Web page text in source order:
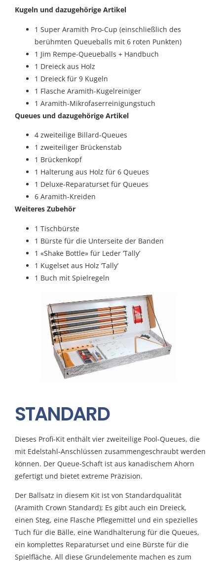
Kugeln und dazugehörige Artikel
1 Super Aramith Pro-Cup (einschließlich des
berühmten Queueballs mit 6 roten Punkten)
1 Jim Rempe-Queueballs + Handbuch
1 Dreieck aus Holz
1 Dreieck für 9 Kugeln
1 Flasche Aramith-Kugelreiniger
1 Aramith-Mikrofaserreinigungstuch
Queues und dazugehörige Artikel
4 zweiteilige Billard-Queues
1 zweiteiliger Brückenstab
1 Brückenkopf
1 Halterung aus Holz für 6 Queues
1 Deluxe-Reparaturset für Queues
6 Aramith-Kreiden
Weiteres Zubehör
1 Tischbürste
1 Bürste für die Unterseite der Banden
1 «Shake Bottle» für Leder ‘Tally’
1 Kugelset aus Holz ‘Tally’
1 Buch mit Spielregeln
STANDARD
Dieses Profi-Kit enthält vier zweiteilige Pool-Queues, die
mit Edelstahl-Anschlüssen zusammengeschraubt werden
können. Der Queue-Schaft ist aus kanadischem Ahorn
gefertigt und bietet extreme Präzision.
Der Ballsatz in diesem Kit ist von Standardqualität
(Aramith Crown Standard); Es gibt auch ein Dreieck,
einen Steg, eine Flasche Pflegemittel und ein spezielles
Tuch für die Bälle, eine Wandhalterung für die Queues,
ein komplettes Reparaturset und eine Bürste für die
Spielfläche. All diese Grundelemente machen es zum